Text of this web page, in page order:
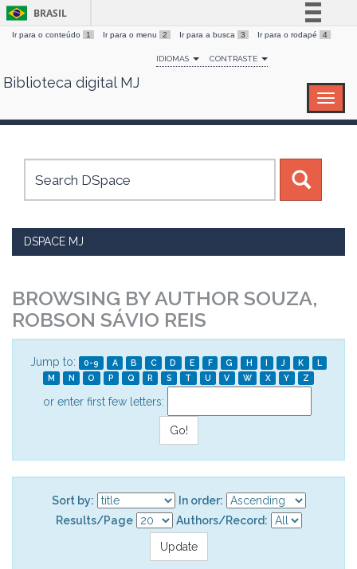
Skip
BRASIL
Simplifique!
Comunica BR
Canais
Ir para o conteúdo 1 Ir para o menu 2 Ir para a busca 3 Ir para o rodapé 4
IDIOMAS CONTRASTE
Biblioteca digital MJ
DSPACE MJ
BROWSING BY AUTHOR SOUZA,
ROBSON SÁVIO REIS
Jump to: 0-9 A B C D E F G H I J K
L
M
N O P Q R S T U V W X Y Z
or enter first few letters:
Sort by:
In order:
Results/Page
Authors/Record: